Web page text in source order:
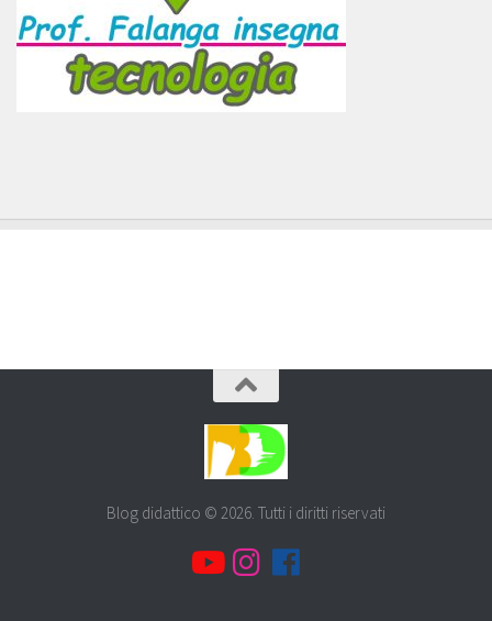
Blog didattico © 2026. Tutti i diritti riservati